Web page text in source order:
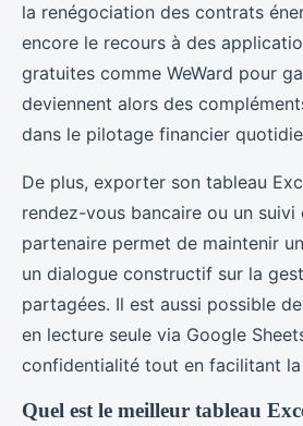
la renégociation des contrats
encore le recours à des
gratuites comme WeWard pour
deviennent alors des
dans le pilotage financier
De plus, exporter son tableau
rendez-vous bancaire ou un
partenaire permet de maintenir
un dialogue constructif sur la
partagées. Il est aussi possible
en lecture seule via Google
confidentialité tout en facilitant
Quel est le meilleur tableau